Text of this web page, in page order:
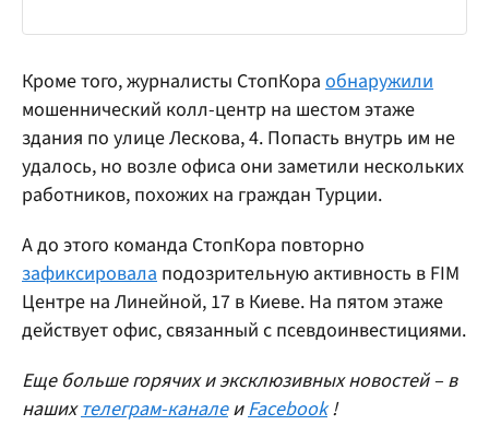
Кроме того, журналисты СтопКора обнаружили
мошеннический колл-центр на шестом этаже
здания по улице Лескова, 4. Попасть внутрь им не
удалось, но возле офиса они заметили нескольких
работников, похожих на граждан Турции.
А до этого команда СтопКора повторно
зафиксировала подозрительную активность в FIM
Центре на Линейной, 17 в Киеве. На пятом этаже
действует офис, связанный с псевдоинвестициями.
Еще больше горячих и эксклюзивных новостей – в
нашихтелеграм-каналеиFacebook!